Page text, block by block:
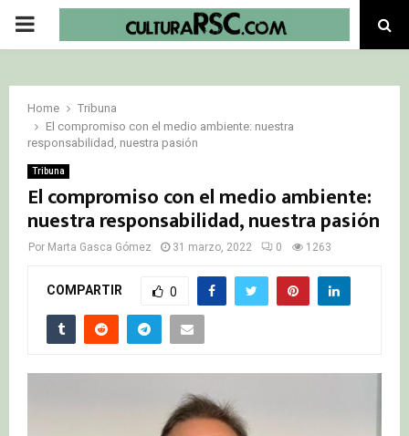
PRIMARY
Home
Tribuna
El compromiso con el medio ambiente: nuestra
responsabilidad, nuestra pasión
Tribuna
El compromiso con el medio ambiente:
nuestra responsabilidad, nuestra pasión
Por Marta Gasca Gómez 31 marzo, 2022 0 1263
COMPARTIR 0